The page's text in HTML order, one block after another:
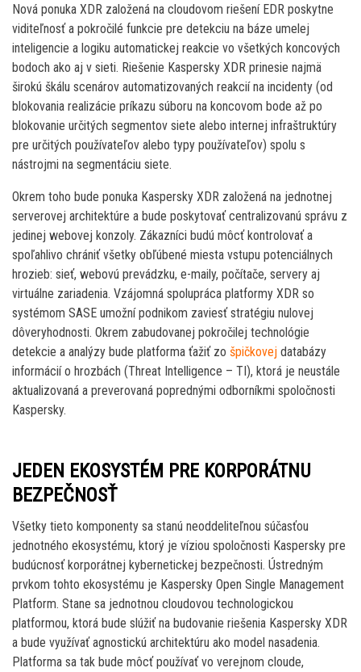
Nová ponuka XDR založená na cloudovom riešení EDR poskytne
viditeľnosť a pokročilé funkcie pre detekciu na báze umelej
inteligencie a logiku automatickej reakcie vo všetkých koncových
bodoch ako aj v sieti. Riešenie Kaspersky XDR prinesie najmä
širokú škálu scenárov automatizovaných reakcií na incidenty (od
blokovania realizácie príkazu súboru na koncovom bode až po
blokovanie určitých segmentov siete alebo internej infraštruktúry
pre určitých používateľov alebo typy používateľov) spolu s
nástrojmi na segmentáciu siete.
Okrem toho bude ponuka Kaspersky XDR založená na jednotnej
serverovej architektúre a bude poskytovať centralizovanú správu z
jedinej webovej konzoly. Zákazníci budú môcť kontrolovať a
spoľahlivo chrániť všetky obľúbené miesta vstupu potenciálnych
hrozieb: sieť, webovú prevádzku, e-maily, počítače, servery aj
virtuálne zariadenia. Vzájomná spolupráca platformy XDR so
systémom SASE umožní podnikom zaviesť stratégiu nulovej
dôveryhodnosti. Okrem zabudovanej pokročilej technológie
detekcie a analýzy bude platforma ťažiť zo špičkovej databázy
informácií o hrozbách (Threat Intelligence – TI), ktorá je neustále
aktualizovaná a preverovaná poprednými odborníkmi spoločnosti
Kaspersky.
JEDEN EKOSYSTÉM PRE KORPORÁTNU
BEZPEČNOSŤ
Všetky tieto komponenty sa stanú neoddeliteľnou súčasťou
jednotného ekosystému, ktorý je víziou spoločnosti Kaspersky pre
budúcnosť korporátnej kybernetickej bezpečnosti. Ústredným
prvkom tohto ekosystému je Kaspersky Open Single Management
Platform. Stane sa jednotnou cloudovou technologickou
platformou, ktorá bude slúžiť na budovanie riešenia Kaspersky XDR
a bude využívať agnostickú architektúru ako model nasadenia.
Platforma sa tak bude môcť používať vo verejnom cloude,